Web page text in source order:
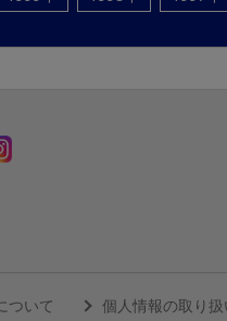
ついて 個人情報の取り